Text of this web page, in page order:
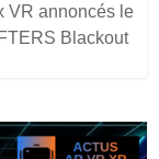
VR annoncés le
Blackout